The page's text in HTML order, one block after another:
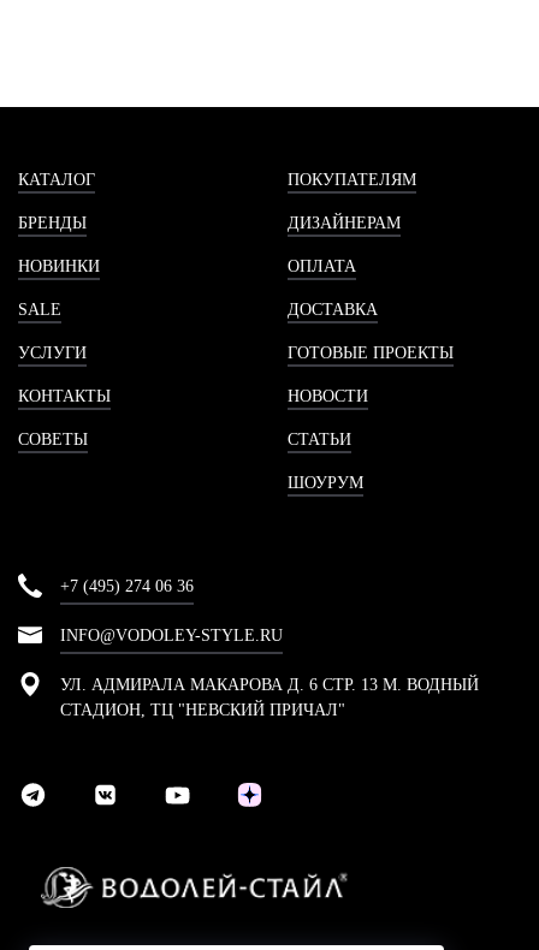
КАТАЛОГ
БРЕНДЫ
НОВИНКИ
SALE
УСЛУГИ
КОНТАКТЫ
СОВЕТЫ
ПОКУПАТЕЛЯМ
ДИЗАЙНЕРАМ
ОПЛАТА
ДОСТАВКА
ГОТОВЫЕ ПРОЕКТЫ
НОВОСТИ
СТАТЬИ
ШОУРУМ
+7 (495) 274 06 36
INFO@VODOLEY-STYLE.RU
УЛ. АДМИРАЛА МАКАРОВА Д. 6 СТР. 13 М. ВОДНЫЙ
СТАДИОН, ТЦ "НЕВСКИЙ ПРИЧАЛ"